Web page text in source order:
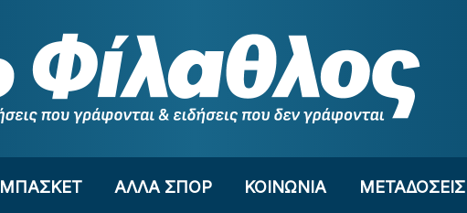
ΜΠΑΣΚΕΤ ΑΛΛΑ ΣΠΟΡ ΚΟΙΝΩΝΙΑ ΜΕΤΑΔΟΣΕΙΣ